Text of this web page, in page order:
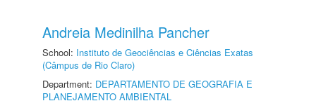
Andreia Medinilha Pancher
School: Instituto de Geociências e Ciências Exatas
(Câmpus de Rio Claro)
Department: DEPARTAMENTO DE GEOGRAFIA E
PLANEJAMENTO AMBIENTAL